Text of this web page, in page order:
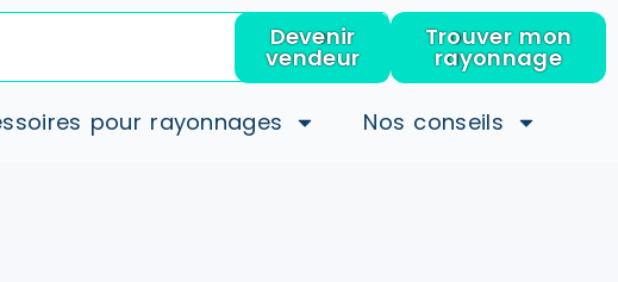
Devenir
vendeur
Trouver mon
rayonnage
pour rayonnages Nos conseils